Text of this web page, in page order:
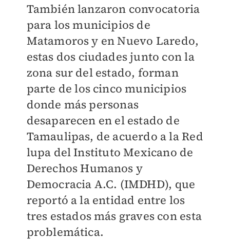
También lanzaron convocatoria
para los municipios de
Matamoros y en Nuevo Laredo,
estas dos ciudades junto con la
zona sur del estado, forman
parte de los cinco municipios
donde más personas
desaparecen en el estado de
Tamaulipas, de acuerdo a la Red
lupa del Instituto Mexicano de
Derechos Humanos y
Democracia A.C. (IMDHD), que
reportó a la entidad entre los
tres estados más graves con esta
problemática.